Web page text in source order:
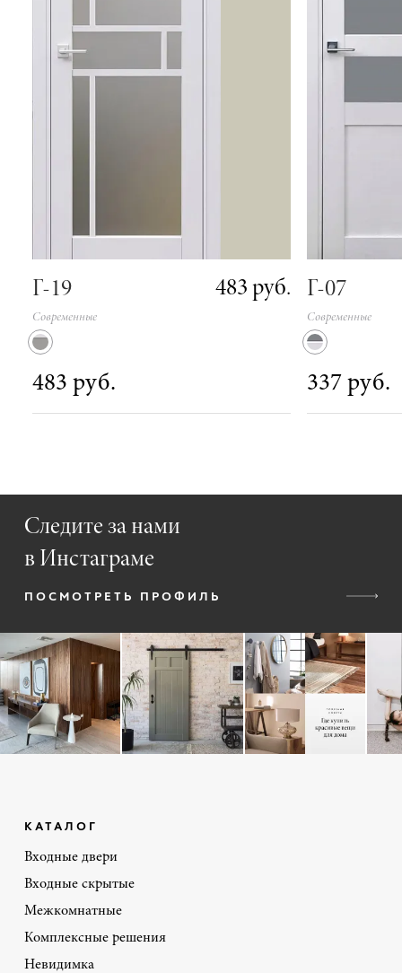
Г-19 483 руб.
Современные
483 руб.
Г-07
Современные
337 руб.
Следите за нами
в Инстаграме
ПОСМОТРЕТЬ ПРОФИЛЬ
КАТАЛОГ
Входные двери
Входные скрытые
Межкомнатные
Комплексные решения
Невидимка